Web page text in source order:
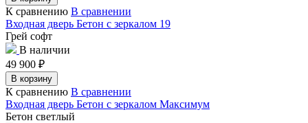
К сравнению В сравнении
Входная дверь Бетон с зеркалом 19
Грей софт
В наличии
49 900 ₽
В корзину
К сравнению В сравнении
Входная дверь Бетон с зеркалом Максимум
Бетон светлый